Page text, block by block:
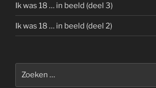
Ik was 18 … in beeld (deel 3)
Ik was 18 … in beeld (deel 2)